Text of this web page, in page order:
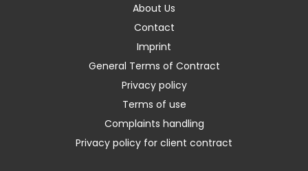
About Us
Contact
Imprint
General Terms of Contract
Privacy policy
Terms of use
Complaints handling
Privacy policy for client contract